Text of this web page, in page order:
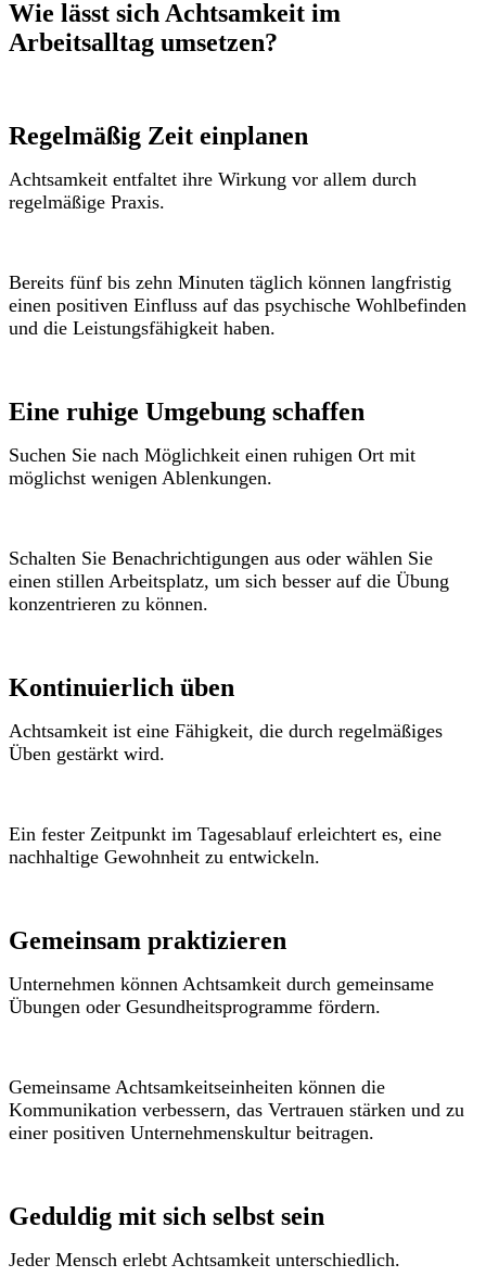
Wie lässt sich Achtsamkeit im
Arbeitsalltag umsetzen?
Regelmäßig Zeit einplanen
Achtsamkeit entfaltet ihre Wirkung vor allem durch
regelmäßige Praxis.
Bereits fünf bis zehn Minuten täglich können langfristig
einen positiven Einfluss auf das psychische Wohlbefinden
und die Leistungsfähigkeit haben.
Eine ruhige Umgebung schaffen
Suchen Sie nach Möglichkeit einen ruhigen Ort mit
möglichst wenigen Ablenkungen.
Schalten Sie Benachrichtigungen aus oder wählen Sie
einen stillen Arbeitsplatz, um sich besser auf die Übung
konzentrieren zu können.
Kontinuierlich üben
Achtsamkeit ist eine Fähigkeit, die durch regelmäßiges
Üben gestärkt wird.
Ein fester Zeitpunkt im Tagesablauf erleichtert es, eine
nachhaltige Gewohnheit zu entwickeln.
Gemeinsam praktizieren
Unternehmen können Achtsamkeit durch gemeinsame
Übungen oder Gesundheitsprogramme fördern.
Gemeinsame Achtsamkeitseinheiten können die
Kommunikation verbessern, das Vertrauen stärken und zu
einer positiven Unternehmenskultur beitragen.
Geduldig mit sich selbst sein
Jeder Mensch erlebt Achtsamkeit unterschiedlich.